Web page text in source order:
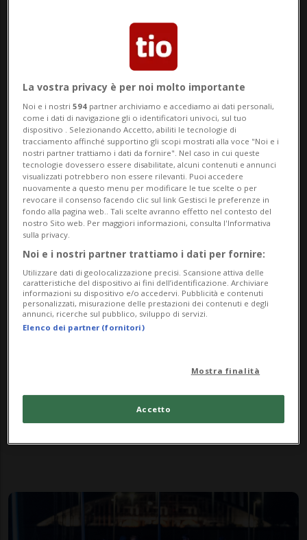
DANIMARCA
«L'attacco più grave alla nostra
infrastruttura critica»
Droni anche sopra Oslo
La vostra privacy è per noi molto importante
Noi e i nostri594 partner archiviamo e accediamo ai dati personali,
come i dati di navigazione gli o identificatori univoci, sul tuo
dispositivo . Selezionando Accetto, abiliti le tecnologie di
tracciamento affinché supportino gli scopi mostrati alla voce "Noi e i
nostri partner trattiamo i dati da fornire". Nel caso in cui queste
tecnologie dovessero essere disabilitate, alcuni contenuti e annunci
visualizzati potrebbero non essere rilevanti. Puoi accedere
nuovamente a questo menu per modificare le tue scelte o per
revocare il consenso facendo clic sul link Gestisci le preferenze in
fondo alla pagina web.. Tali scelte avranno effetto nel contesto del
nostro Sito web. Per maggiori informazioni, consulta l'Informativa
sulla privacy.
Noi e i nostri partner trattiamo i dati per fornire:
Utilizzare dati di geolocalizzazione precisi. Scansione attiva delle
caratteristiche del dispositivo ai fini dell’identificazione. Archiviare
informazioni su dispositivo e/o accedervi. Pubblicità e contenuti
personalizzati, misurazione delle prestazioni dei contenuti e degli
annunci, ricerche sul pubblico, sviluppo di servizi.
Elenco dei partner (fornitori)
Mostra finalità
Accetto